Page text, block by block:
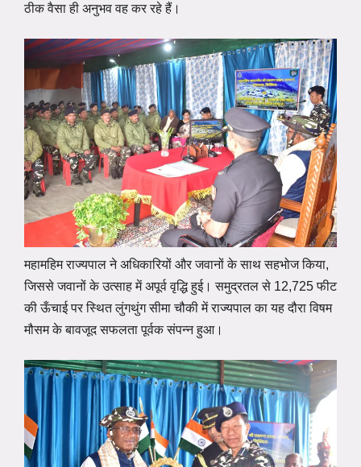
ठीक वैसा ही अनुभव वह कर रहे हैं।
महामहिम राज्यपाल ने अधिकारियों और जवानों के साथ सहभोज किया,
जिससे जवानों के उत्साह में अपूर्व वृद्धि हुई। समुद्रतल से 12,725 फीट
की ऊँचाई पर स्थित लुंगथुंग सीमा चौकी में राज्यपाल का यह दौरा विषम
मौसम के बावजूद सफलता पूर्वक संपन्न हुआ।